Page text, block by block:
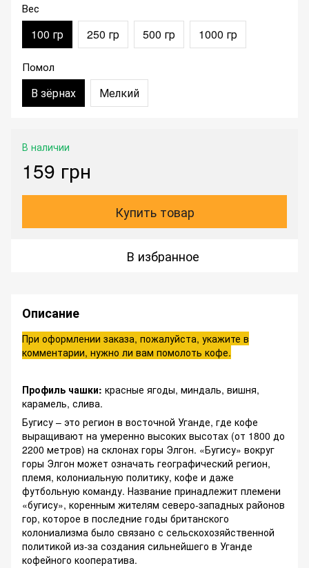
Вес
100 гр 250 гр 500 гр 1000 гр
Помол
В зёрнах Мелкий
В наличии
159 грн
Купить товар
В избранное
Описание
При оформлении заказа, пожалуйста, укажите в
комментарии, нужно ли вам помолоть кофе.
Профиль чашки: красные ягоды, миндаль, вишня,
карамель, слива.
Бугису – это регион в восточной Уганде, где кофе
выращивают на умеренно высоких высотах (от 1800 до
2200 метров) на склонах горы Элгон. «Бугису» вокруг
горы Элгон может означать географический регион,
племя, колониальную политику, кофе и даже
футбольную команду. Название принадлежит племени
«бугису», коренным жителям северо-западных районов
гор, которое в последние годы британского
колониализма было связано с сельскохозяйственной
политикой из-за создания сильнейшего в Уганде
кофейного кооператива.